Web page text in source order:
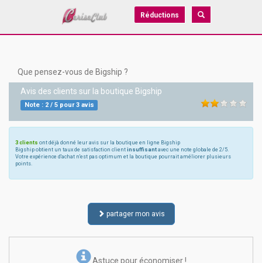
Réductions
Que pensez-vous de Bigship ?
Avis des clients sur la boutique Bigship
Note : 2/ 5pour3avis
3 clients ont déjà donné leur avis sur la boutique en ligne Bigship
Bigship obtient un taux de satisfaction client insuffisant avec une note globale de 2/5.
Votre expérience d'achat n'est pas optimum et la boutique pourrait améliorer plusieurs
points.
partager mon avis
Astuce pour économiser !